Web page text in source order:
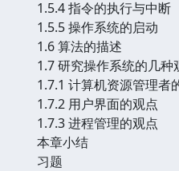
1.5.4 指令的执行与中断
1.5.5 操作系统的启动
1.6 算法的描述
1.7 研究操作系统的几种
1.7.1 计算机资源管理者
1.7.2 用户界面的观点
1.7.3 进程管理的观点
本章小结
习题